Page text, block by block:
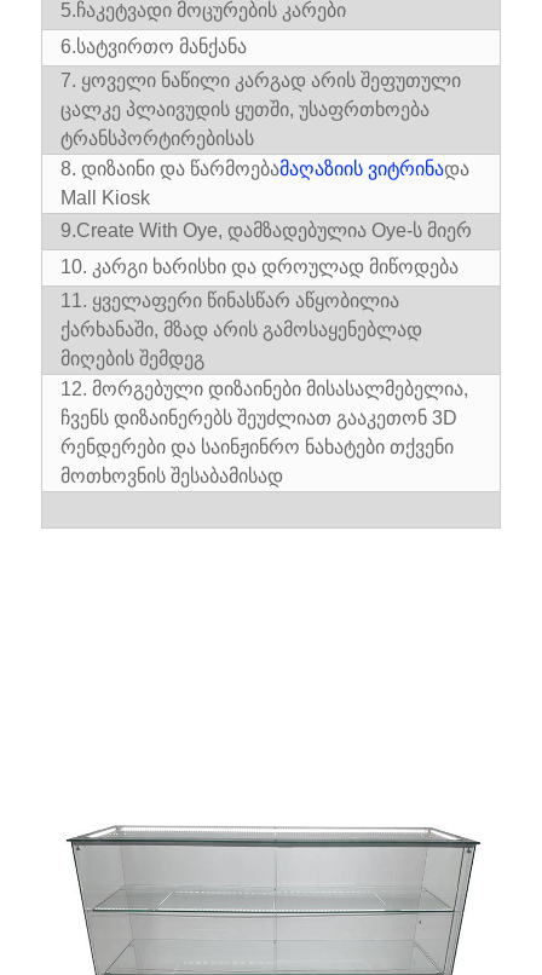
5.ჩაკეტვადი მოცურების კარები
6.სატვირთო მანქანა
7. ყოველი ნაწილი კარგად არის შეფუთული
ცალკე პლაივუდის ყუთში, უსაფრთხოება
ტრანსპორტირებისას
8. დიზაინი და წარმოებამაღაზიის ვიტრინადა
Mall Kiosk
9.Create With Oye, დამზადებულია Oye-ს მიერ
10. კარგი ხარისხი და დროულად მიწოდება
11. ყველაფერი წინასწარ აწყობილია
ქარხანაში, მზად არის გამოსაყენებლად
მიღების შემდეგ
12. მორგებული დიზაინები მისასალმებელია,
ჩვენს დიზაინერებს შეუძლიათ გააკეთონ 3D
რენდერები და საინჟინრო ნახატები თქვენი
მოთხოვნის შესაბამისად